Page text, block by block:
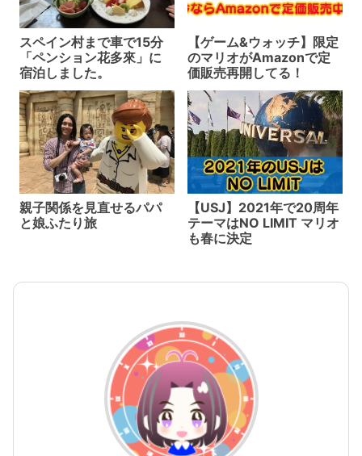
スペイン村まで車で15分
「ペンション花多來」に
宿泊しました。
【ゲーム&ウォッチ】限定
のマリオがAmazonで定
価販売再開してる！
親子関係を見直せるパパ
と娘ふたり旅
【USJ】2021年で20周年
テーマはNO LIMIT マリオ
も春に決定